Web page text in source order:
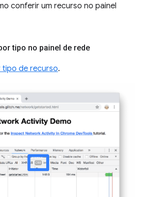
conferir um recurso no painel
tipo no painel de rede
tipo de recurso.